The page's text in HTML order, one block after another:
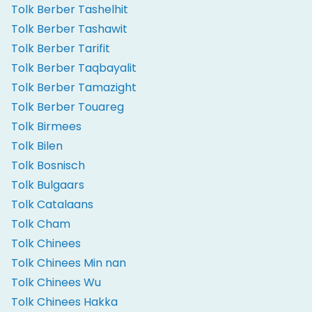
Tolk Berber Tashelhit
Tolk Berber Tashawit
Tolk Berber Tarifit
Tolk Berber Taqbayalit
Tolk Berber Tamazight
Tolk Berber Touareg
Tolk Birmees
Tolk Bilen
Tolk Bosnisch
Tolk Bulgaars
Tolk Catalaans
Tolk Cham
Tolk Chinees
Tolk Chinees Min nan
Tolk Chinees Wu
Tolk Chinees Hakka